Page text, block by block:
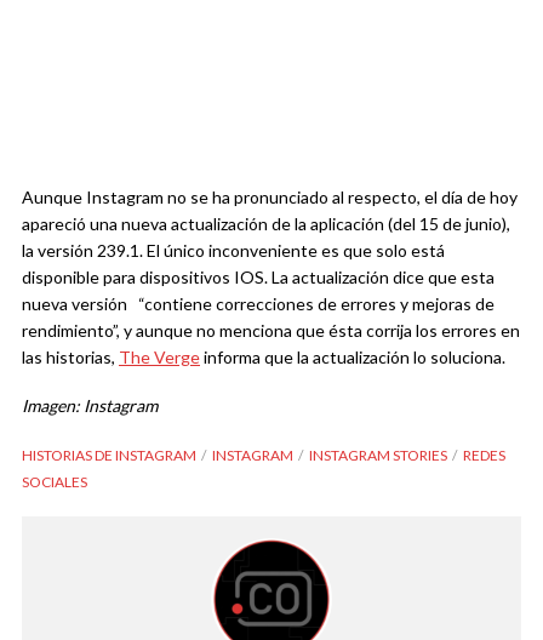
Aunque Instagram no se ha pronunciado al respecto, el día de hoy
apareció una nueva actualización de la aplicación (del 15 de junio),
la versión 239.1. El único inconveniente es que solo está
disponible para dispositivos IOS. La actualización dice que esta
nueva versión “contiene correcciones de errores y mejoras de
rendimiento”, y aunque no menciona que ésta corrija los errores en
las historias, The Vergeinforma que la actualización lo soluciona.
Imagen: Instagram
HISTORIAS DE INSTAGRAM INSTAGRAM INSTAGRAM STORIES
REDES
SOCIALES